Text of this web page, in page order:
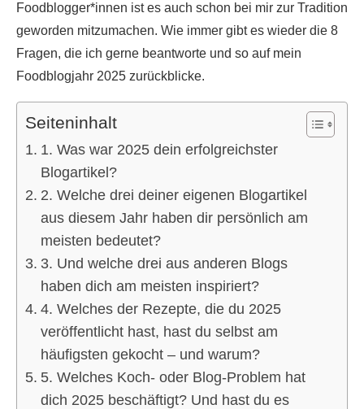
Foodblogger*innen ist es auch schon bei mir zur Tradition
geworden mitzumachen. Wie immer gibt es wieder die 8
Fragen, die ich gerne beantworte und so auf mein
Foodblogjahr 2025 zurückblicke.
Seiteninhalt
1. Was war 2025 dein erfolgreichster
Blogartikel?
2. Welche drei deiner eigenen Blogartikel
aus diesem Jahr haben dir persönlich am
meisten bedeutet?
3. Und welche drei aus anderen Blogs
haben dich am meisten inspiriert?
4. Welches der Rezepte, die du 2025
veröffentlicht hast, hast du selbst am
häufigsten gekocht – und warum?
5. Welches Koch- oder Blog-Problem hat
dich 2025 beschäftigt? Und hast du es